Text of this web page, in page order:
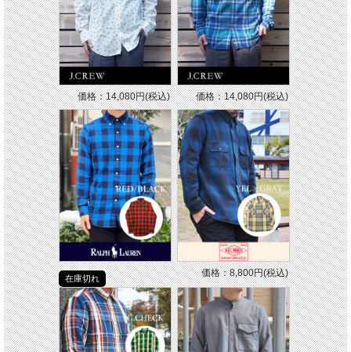
価格：14,080円(税込) 価格：14,080円(税込)
在庫切れ 価格：8,800円(税込)